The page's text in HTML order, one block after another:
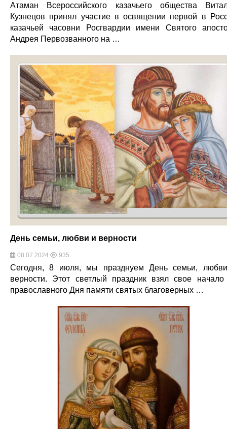
Атаман Всероссийского казачьего общества
Кузнецов принял участие в освящении первой в
казачьей часовни Росгвардии имени Святого
Андрея Первозванного на …
День семьи, любви и верности
08.07.2024 935
Сегодня, 8 июля, мы празднуем День семьи,
верности. Этот светлый праздник взял свое начало
православного Дня памяти святых благоверных …